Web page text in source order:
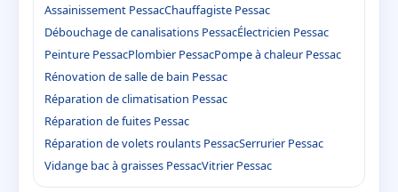
Assainissement PessacChauffagiste Pessac
Débouchage de canalisations PessacÉlectricien Pessac
Peinture PessacPlombier PessacPompe à chaleur Pessac
Rénovation de salle de bain Pessac
Réparation de climatisation Pessac
Réparation de fuites Pessac
Réparation de volets roulants PessacSerrurier Pessac
Vidange bac à graisses PessacVitrier Pessac